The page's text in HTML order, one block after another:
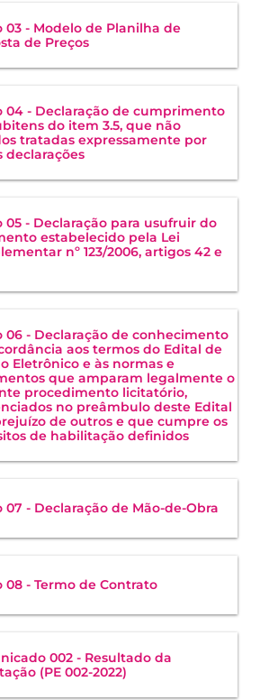
03 - Modelo de Planilha de
de Preços
04 - Declaração de cumprimento
do item 3.5, que não
tratadas expressamente por
declarações
05 - Declaração para usufruir do
estabelecido pela Lei
nº 123/2006, artigos 42 e
06 - Declaração de conhecimento
aos termos do Edital de
Eletrônico e às normas e
que amparam legalmente o
procedimento licitatório,
no preâmbulo deste Edital
de outros e que cumpre os
de habilitação definidos
07 - Declaração de Mão-de-Obra
08 - Termo de Contrato
002 - Resultado da
(PE 002-2022)